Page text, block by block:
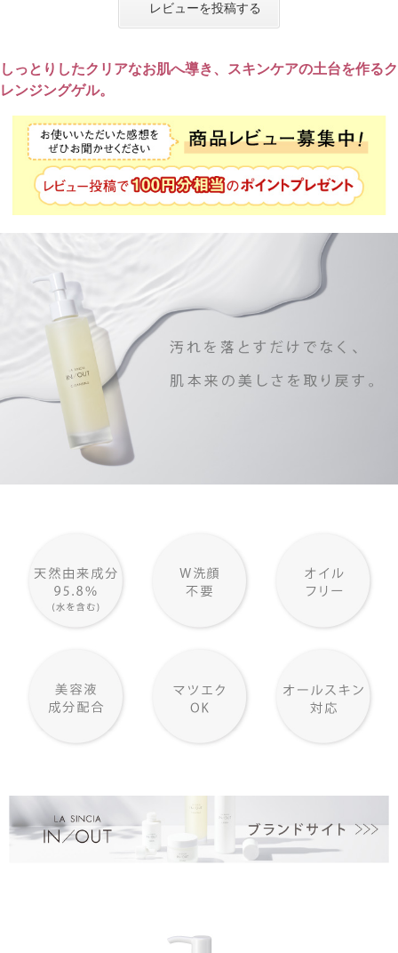
レビューを投稿する
しっとりしたクリアなお肌へ導き、スキンケアの土台を作るク
レンジングゲル。